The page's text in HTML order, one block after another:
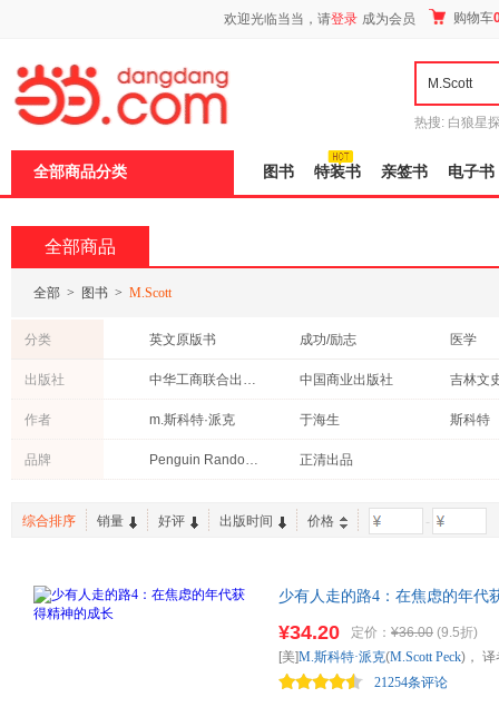
欢迎光临当当，请登录 成为会员 购物车
热搜: 白狼星
全部商品分类 图书 特装书 亲签书 电子书
全部商品
全部 > 图书 > M.Scott
分类 英文原版书 成功/励志
医学
童书
心理学
政治/军
文化
科普读物
出版社 中华工商联合出版社 中国商业出版社
吉林文
电子工业出版社
华夏出
作者 m.斯科特·派克 于海生
斯科特
张然
胡晓晔
品牌 Penguin Random House 正清出品
综合排序 销量 好评 出版时间 价格 -
少有人走的路4：在焦虑的年代
¥34.20 定价： ¥36.00 (9.5折)
21254条评论
[美]M.斯科特·派克(M.Scott Peck)， 译
公司
页
加